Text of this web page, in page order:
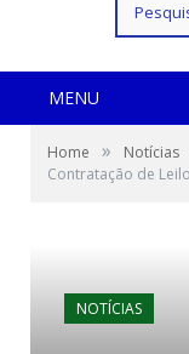
por:
MENU
Home » Notícias
Contratação de
NOTÍCIAS